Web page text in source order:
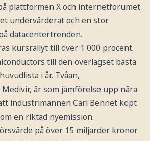
plattformen X och internetforumet
undervärderat och en stor
datacentertrenden.
kursrallyt till över 1 000 procent.
till den överlägset bästa
i år. Tvåan,
är som jämförelse upp nära
industrimannen Carl Bennet köpt
en riktad nyemission.
på över 15 miljarder kronor